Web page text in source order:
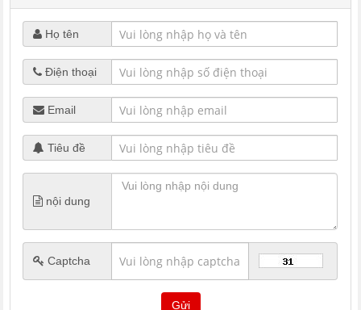
Họ tên
Điện thoại
Email
Tiêu đề
nội dung
Captcha